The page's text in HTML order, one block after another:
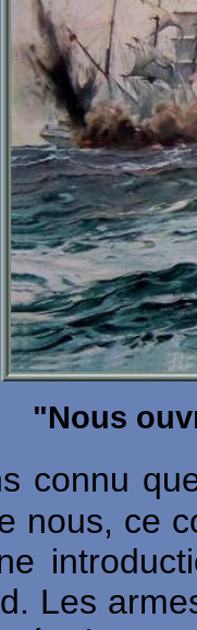
"Nous
connu
nous, ce
Les